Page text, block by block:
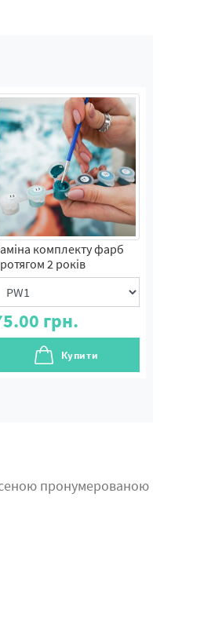
комплекту фарб
2 років
грн.
Купити
пронумерованою